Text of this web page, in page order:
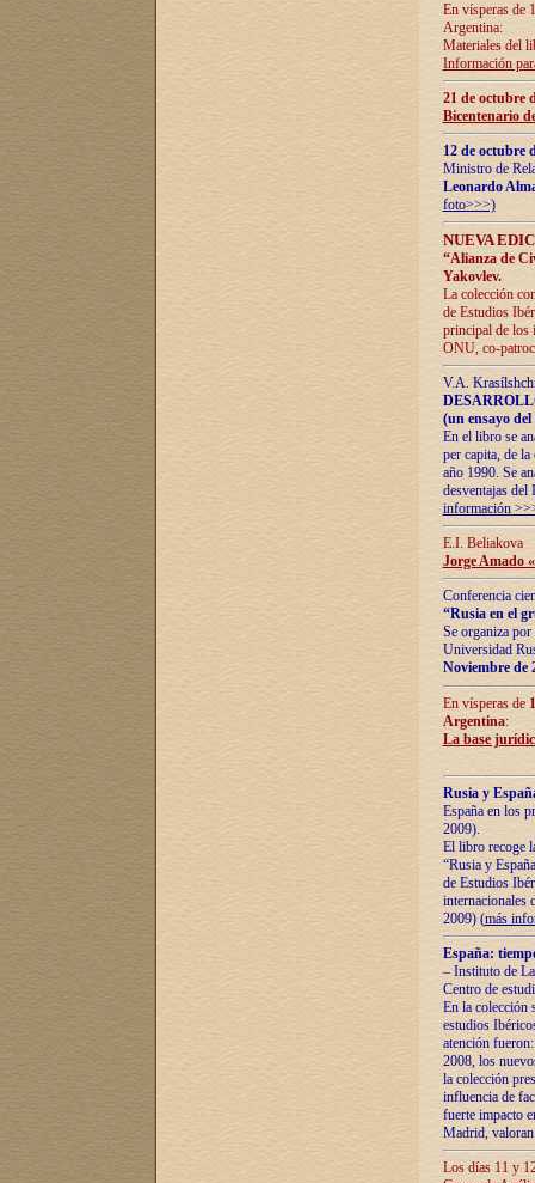
En vísperas de
Argentina:
Materiales del
Información
21 de octubre
Bicentenario
12 de octubre
Ministro de
Leonardo
foto>>>)
NUEVA
“Alianza de
Yakovlev.
La colección
de Estudios
principal de los
ONU, co-
V.A.
(un ensayo
En el libro se
per capita, de
año 1990. Se
desventajas
información
E.I. Beliakova
Jorge Amado
Conferencia
“Rusia en el
Se organiza
Universidad
Noviembre de
En vísperas de
Argentina:
La base
Rusia y
España en los
2009).
El libro recoge
“Rusia y
de Estudios
internacionales
2009) (más
España:
– Instituto de
Centro de
En la colección
estudios
atención
2008, los
la colección
influencia de
fuerte impacto
Madrid,
Los días 11 y